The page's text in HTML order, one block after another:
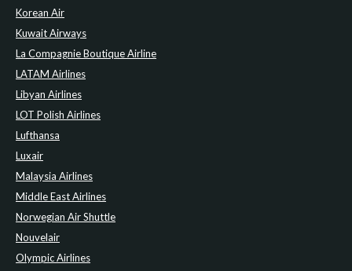
Korean Air
Kuwait Airways
La Compagnie Boutique Airline
LATAM Airlines
Libyan Airlines
LOT Polish Airlines
Lufthansa
Luxair
Malaysia Airlines
Middle East Airlines
Norwegian Air Shuttle
Nouvelair
Olympic Airlines